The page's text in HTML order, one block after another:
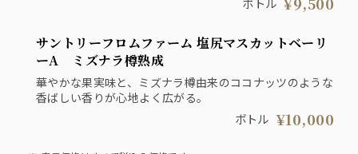
サントリーフロムファーム 塩尻マスカットベーリ
ーA ミズナラ樽熟成
華やかな果実味と、ミズナラ樽由来のココナッツのような
香ばしい香りが心地よく広がる。
ボトル ¥10,000